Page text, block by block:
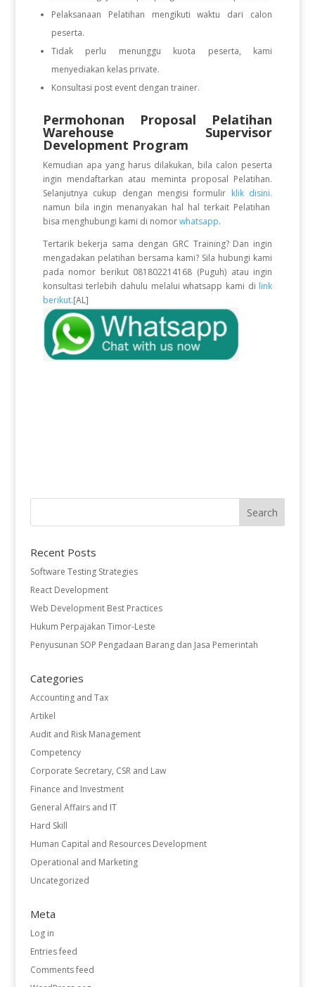
Pelaksanaan Pelatihan mengikuti waktu dari calon
peserta.
Tidak perlu menunggu kuota peserta, kami
menyediakan kelas private.
Konsultasi post event dengan trainer.
Permohonan Proposal Pelatihan
Warehouse Supervisor
Development Program
Kemudian apa yang harus dilakukan, bila calon peserta
ingin mendaftarkan atau meminta proposal Pelatihan.
Selanjutnya cukup dengan mengisi formulir klik disini.
namun bila ingin menanyakan hal hal terkait Pelatihan
bisa menghubungi kami di nomorwhatsapp.
Tertarik bekerja sama dengan GRC Training? Dan ingin
mengadakan pelatihan bersama kami? Sila hubungi kami
pada nomor berikut 081802214168 (Puguh) atau ingin
konsultasi terlebih dahulu melalui whatsapp kami di link
berikut.[AL]
Recent Posts
Software Testing Strategies
React Development
Web Development Best Practices
Hukum Perpajakan Timor-Leste
Penyusunan SOP Pengadaan Barang dan Jasa Pemerintah
Categories
Accounting and Tax
Artikel
Audit and Risk Management
Competency
Corporate Secretary, CSR and Law
Finance and Investment
General Affairs and IT
Hard Skill
Human Capital and Resources Development
Operational and Marketing
Uncategorized
Meta
Log in
Entries feed
Comments feed